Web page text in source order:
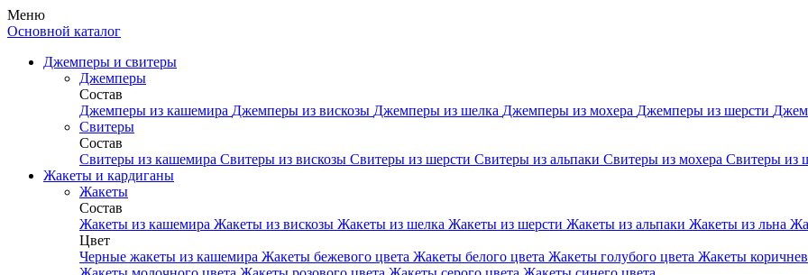
Меню
Основной каталог
Джемперы и свитеры
Джемперы
Состав
Джемперы из кашемира Джемперы из вискозы Джемперы из шелка Джемперы из мохера Джемперы из шерсти
Свитеры
Состав
Свитеры из кашемира Свитеры из вискозы Свитеры из шерсти Свитеры из альпаки Свитеры из мохера Свитеры из
Жакеты и кардиганы
Жакеты
Состав
Жакеты из кашемира Жакеты из вискозы Жакеты из шелка Жакеты из шерсти Жакеты из альпаки Жакеты из льна
Цвет
Черные жакеты из кашемира Жакеты бежевого цвета Жакеты белого цвета Жакеты голубого цвета Жакеты